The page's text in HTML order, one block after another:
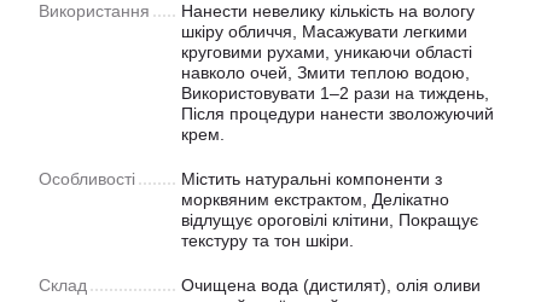
Використання
Нанести невелику кількість на вологу
шкіру обличчя, Масажувати легкими
круговими рухами, уникаючи області
навколо очей, Змити теплою водою,
Використовувати 1–2 рази на тиждень,
Після процедури нанести зволожуючий
крем.
Особливості
Містить натуральні компоненти з
морквяним екстрактом, Делікатно
відлущує ороговілі клітини, Покращує
текстуру та тон шкіри.
Склад
Очищена вода (дистилят), олія оливи